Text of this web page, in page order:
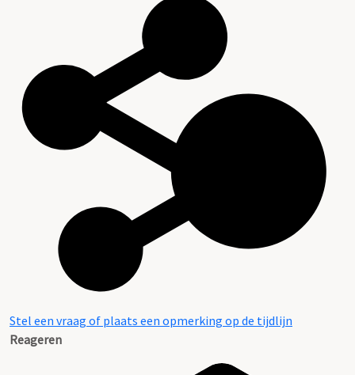
Stel een vraag of plaats een opmerking op de tijdlijn
Reageren